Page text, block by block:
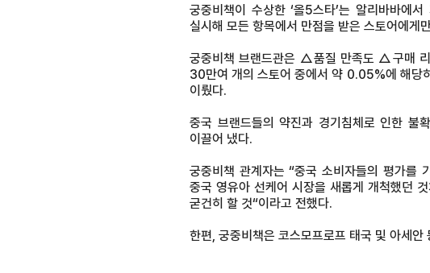
궁중비책이 수상한 ‘올5스타’는 알리바바에
실시해 모든 항목에서 만점을 받은 스토어에게
궁중비책 브랜드관은 △품질 만족도 △구매
30만여 개의 스토어 중에서 약 0.05%에 해당
이뤘다.
중국 브랜드들의 약진과 경기침체로 인한 불
이끌어 냈다.
궁중비책 관계자는 “중국 소비자들의 평가를
중국 영유아 선케어 시장을 새롭게 개척했던
굳건히 할 것“이라고 전했다.
한편, 궁중비책은 코스모프로프 태국 및 아세